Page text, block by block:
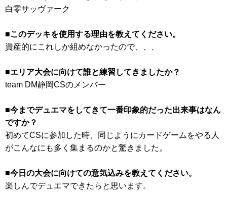
白零サッヴァーク
■このデッキを使用する理由を教えてください。
資産的にこれしか組めなかったので、、、
■エリア大会に向けて誰と練習してきましたか？
team DM静岡CSのメンバー
■今までデュエマをしてきて一番印象的だった出来事はなん
ですか？
初めてCSに参加した時、同じようにカードゲームをやる人
がこんなにも多く集まるのかと驚きました。
■今日の大会に向けての意気込みを教えてください。
楽しんでデュエマできたらと思います。